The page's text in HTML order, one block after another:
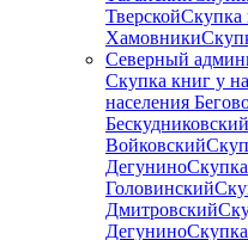
ТверскойСкупка
Хамовники
Северный
Скупка книг у
населения
Бескудниковский
Войковский
Дегунино
Головинский
Дмитровский
Дегунино